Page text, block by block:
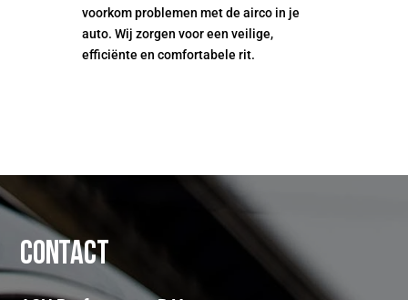
voorkom problemen met de airco in je
auto. Wij zorgen voor een veilige,
efficiënte en comfortabele rit.
Contact